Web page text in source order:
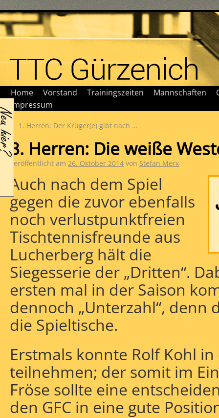
Home Vorstand Trainingszeiten Mannschaften
Impressum
← 1. Herren: Der Krüger(e) gibt nach …
3. Herren: Die weiße
Veröffentlicht am 26. Oktober 2014 von Stefan Merx
Auch nach dem Spiel
gegen die zuvor ebenfalls
noch verlustpunktfreien
Tischtennisfreunde aus
Lucherberg hält die
Siegesserie der „Dritten“.
ersten mal in der Saison
dennoch „Unterzahl“, denn
die Spieltische.
Erstmals konnte Rolf Kohl
teilnehmen; der somit im
Fröse sollte eine
den GFC in eine gute